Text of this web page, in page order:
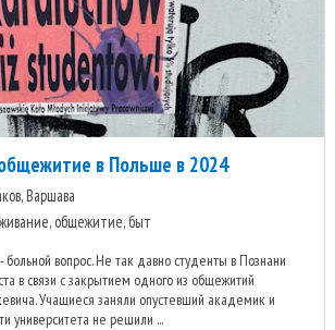
в Польше в 2024
Варшава
общежитие, быт
вопрос. Не так давно студенты в Познани
в связи с закрытием одного из общежитий
Учащиеся заняли опустевший академик и
университета не решили ...